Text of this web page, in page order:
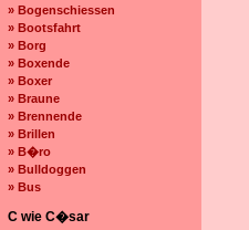
» Bogenschiessen
» Bootsfahrt
» Borg
» Boxende
» Boxer
» Braune
» Brennende
» Brillen
» B�ro
» Bulldoggen
» Bus
C wie C�sar